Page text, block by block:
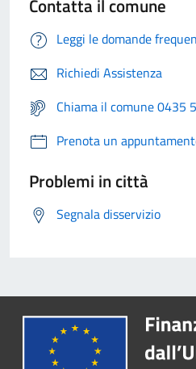
Contatta il comune
Leggi le domande
Richiedi Assistenza
Chiama il comune 0435
Prenota un
Problemi in città
Segnala disservizio